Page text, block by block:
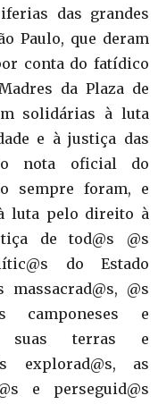
das grandes
Paulo, que deram
conta do fatídico
da Plaza de
solidárias à luta
e à justiça das
nota oficial do
sempre foram, e
luta pelo direito à
de tod@s @s
do Estado
@s
camponeses e
suas terras e
explorad@s, as
e perseguid@s